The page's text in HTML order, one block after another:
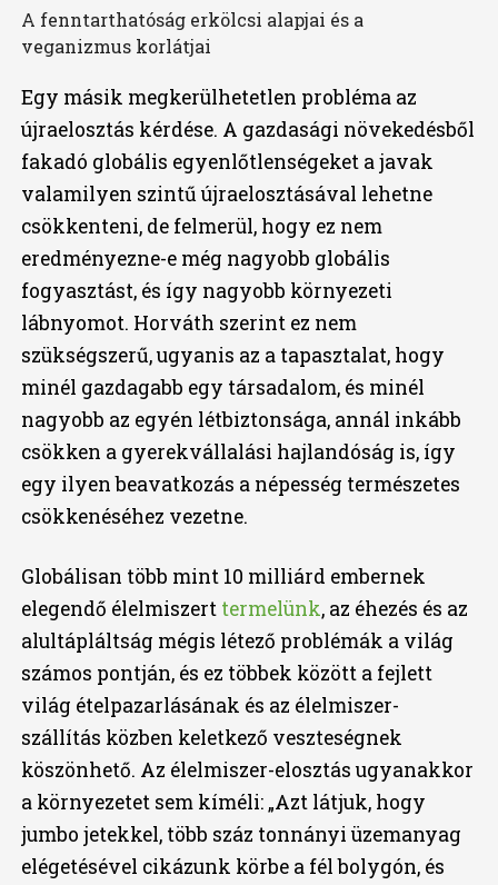
A fenntarthatóság erkölcsi alapjai és a
veganizmus korlátjai
Egy másik megkerülhetetlen probléma az
újraelosztás kérdése. A gazdasági növekedésből
fakadó globális egyenlőtlenségeket a javak
valamilyen szintű újraelosztásával lehetne
csökkenteni, de felmerül, hogy ez nem
eredményezne-e még nagyobb globális
fogyasztást, és így nagyobb környezeti
lábnyomot. Horváth szerint ez nem
szükségszerű, ugyanis az a tapasztalat, hogy
minél gazdagabb egy társadalom, és minél
nagyobb az egyén létbiztonsága, annál inkább
csökken a gyerekvállalási hajlandóság is, így
egy ilyen beavatkozás a népesség természetes
csökkenéséhez vezetne.
Globálisan több mint 10 milliárd embernek
elegendő élelmiszert termelünk, az éhezés és az
alultápláltság mégis létező problémák a világ
számos pontján, és ez többek között a fejlett
világ ételpazarlásának és az élelmiszer-
szállítás közben keletkező veszteségnek
köszönhető. Az élelmiszer-elosztás ugyanakkor
a környezetet sem kíméli: „Azt látjuk, hogy
jumbo jetekkel, több száz tonnányi üzemanyag
elégetésével cikázunk körbe a fél bolygón, és